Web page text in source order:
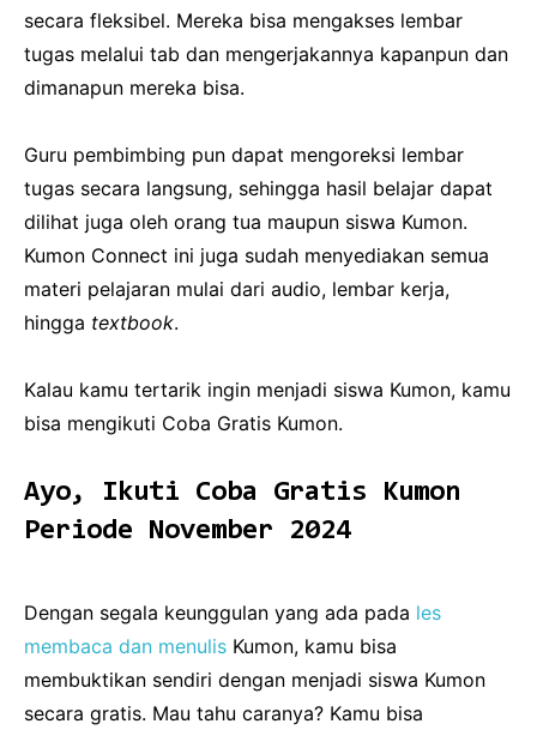
secara fleksibel. Mereka bisa mengakses lembar
tugas melalui tab dan mengerjakannya kapanpun dan
dimanapun mereka bisa.
Guru pembimbing pun dapat mengoreksi lembar
tugas secara langsung, sehingga hasil belajar dapat
dilihat juga oleh orang tua maupun siswa Kumon.
Kumon Connect ini juga sudah menyediakan semua
materi pelajaran mulai dari audio, lembar kerja,
hingga textbook.
Kalau kamu tertarik ingin menjadi siswa Kumon, kamu
bisa mengikuti Coba Gratis Kumon.
Ayo, Ikuti Coba Gratis Kumon
Periode November 2024
Dengan segala keunggulan yang ada pada les
membaca dan menulis Kumon, kamu bisa
membuktikan sendiri dengan menjadi siswa Kumon
secara gratis. Mau tahu caranya? Kamu bisa